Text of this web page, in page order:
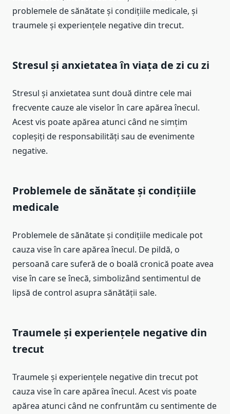
problemele de sănătate și condițiile medicale, și
traumele și experiențele negative din trecut.
Stresul și anxietatea în viața de zi cu zi
Stresul și anxietatea sunt două dintre cele mai
frecvente cauze ale viselor în care apărea înecul.
Acest vis poate apărea atunci când ne simțim
copleșiți de responsabilități sau de evenimente
negative.
Problemele de sănătate și condițiile
medicale
Problemele de sănătate și condițiile medicale pot
cauza vise în care apărea înecul. De pildă, o
persoană care suferă de o boală cronică poate avea
vise în care se înecă, simbolizând sentimentul de
lipsă de control asupra sănătății sale.
Traumele și experiențele negative din
trecut
Traumele și experiențele negative din trecut pot
cauza vise în care apărea înecul. Acest vis poate
apărea atunci când ne confruntăm cu sentimente de